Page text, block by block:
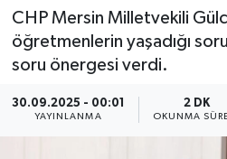
CHP Mersin Milletvekili
öğretmenlerin yaşadığı
soru önergesi verdi.
30.09.2025 - 00:01
YAYINLANMA
2 DK
OKUNMA